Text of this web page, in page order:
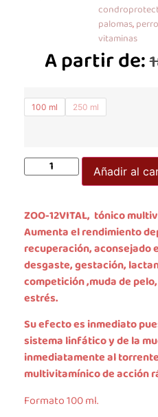
palomas,
vitaminas
A partir de:
100 ml 250 ml
Añadir al
ZOO-12VITAL, tónico
Aumenta el rendimiento
recuperación, aconsejado
desgaste, gestación,
competición ,muda de
estrés.
Su efecto es inmediato
sistema linfático y de la
inmediatamente al
multivitamínico de acción
Formato 100 ml.